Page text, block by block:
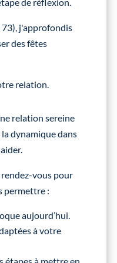
de réflexion.
73), j'approfondis
des fêtes
relation.
relation sereine
dynamique dans
vous pour
permettre :
aujourd’hui.
à votre